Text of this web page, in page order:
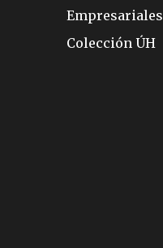
Empresariales
Colección ÚH